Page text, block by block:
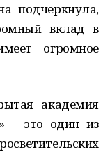
подчеркнула,
вклад в
огромное
академия
– это один из